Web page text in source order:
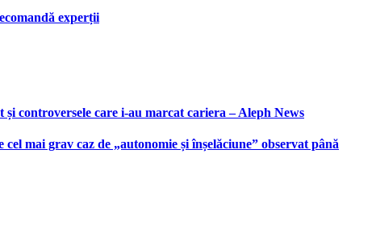
experții
controversele care i-au marcat cariera – Aleph News
mai grav caz de „autonomie și înșelăciune” observat până